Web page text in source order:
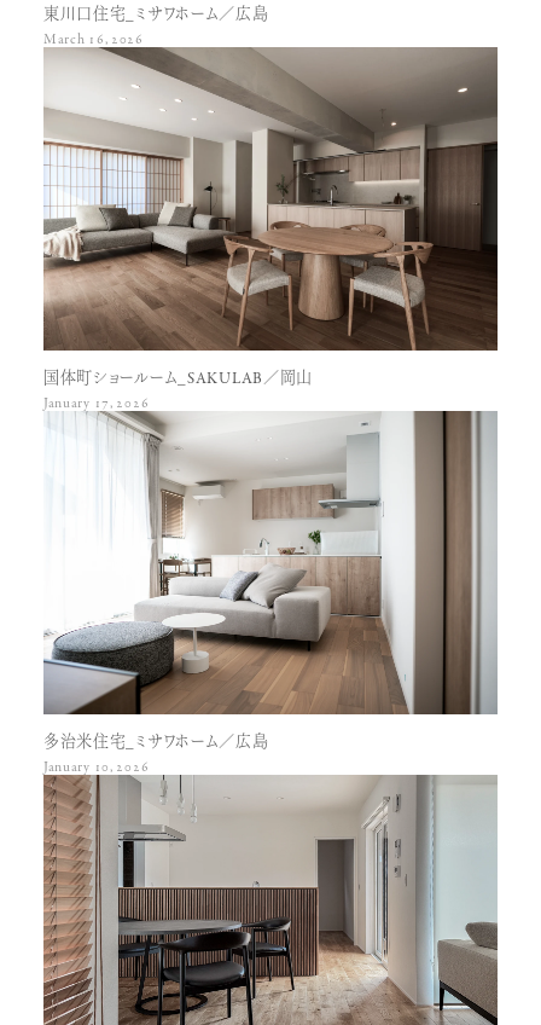
東川口住宅_ミサワホーム／広島
March 16, 2026
国体町ショールーム_SAKULAB／岡山
January 17, 2026
多治米住宅_ミサワホーム／広島
January 10, 2026